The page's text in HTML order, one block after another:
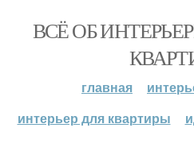
ВСЁ ОБ
главная
интерьер для квартиры